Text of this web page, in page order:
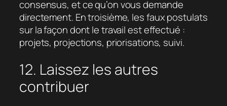
consensus, et ce qu’on vous demande
directement. En troisième, les faux postulats
sur la façon dont le travail est effectué :
projets, projections, priorisations, suivi.
12. Laissez les autres
contribuer